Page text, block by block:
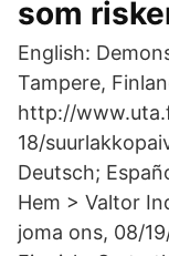
som
English:
Tampere,
http://
18/
Deutsch;
Hem > Valtor
joma ons, 08/